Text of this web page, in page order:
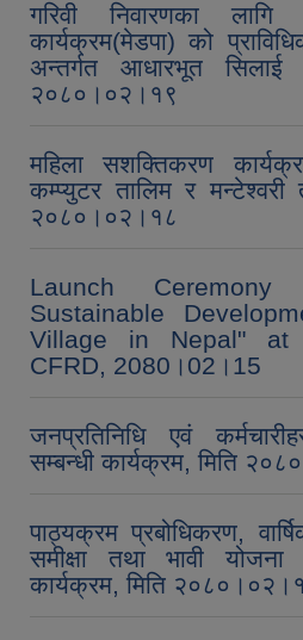
गरिवी निवारणका
कार्यक्रम(मेडपा) को
अन्तर्गत आधारभूत सिलाई
२०८०।०२।१९
महिला सशक्तिकरण
कम्प्युटर तालिम र मन्टेश्वरी
२०८०।०२।१८
Launch
Sustainable
Village in Nepal" at
CFRD, 2080।02।15
जनप्रतिनिधि एवं
सम्बन्धी कार्यक्रम, मिति
पाठ्यक्रम प्रबोधिकरण,
समीक्षा तथा भावी योजना
कार्यक्रम, मिति